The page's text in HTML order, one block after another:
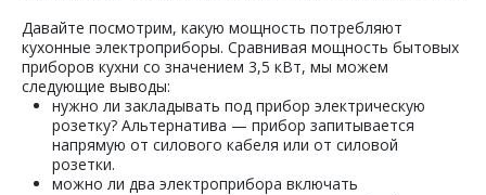
Давайте посмотрим, какую мощность потребляют
кухонные электроприборы. Сравнивая мощность бытовых
приборов кухни со значением 3,5 кВт, мы можем
следующие выводы:
нужно ли закладывать под прибор электрическую
розетку? Альтернатива — прибор запитывается
напрямую от силового кабеля или от силовой
розетки.
можно ли два электроприбора включать